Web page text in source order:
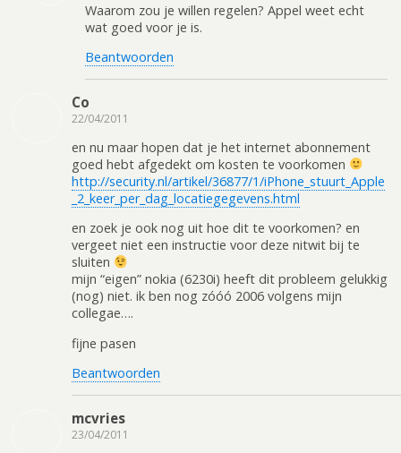
Waarom zou je willen regelen? Appel weet echt
wat goed voor je is.
Beantwoorden
Co
22/04/2011
en nu maar hopen dat je het internet abonnement
goed hebt afgedekt om kosten te voorkomen
http://security.nl/artikel/36877/1/iPhone_stuurt_Apple
_2_keer_per_dag_locatiegegevens.html
en zoek je ook nog uit hoe dit te voorkomen? en
vergeet niet een instructie voor deze nitwit bij te
sluiten
mijn “eigen” nokia (6230i) heeft dit probleem gelukkig
(nog) niet. ik ben nog zóóó 2006 volgens mijn
collegae….
fijne pasen
Beantwoorden
mcvries
23/04/2011